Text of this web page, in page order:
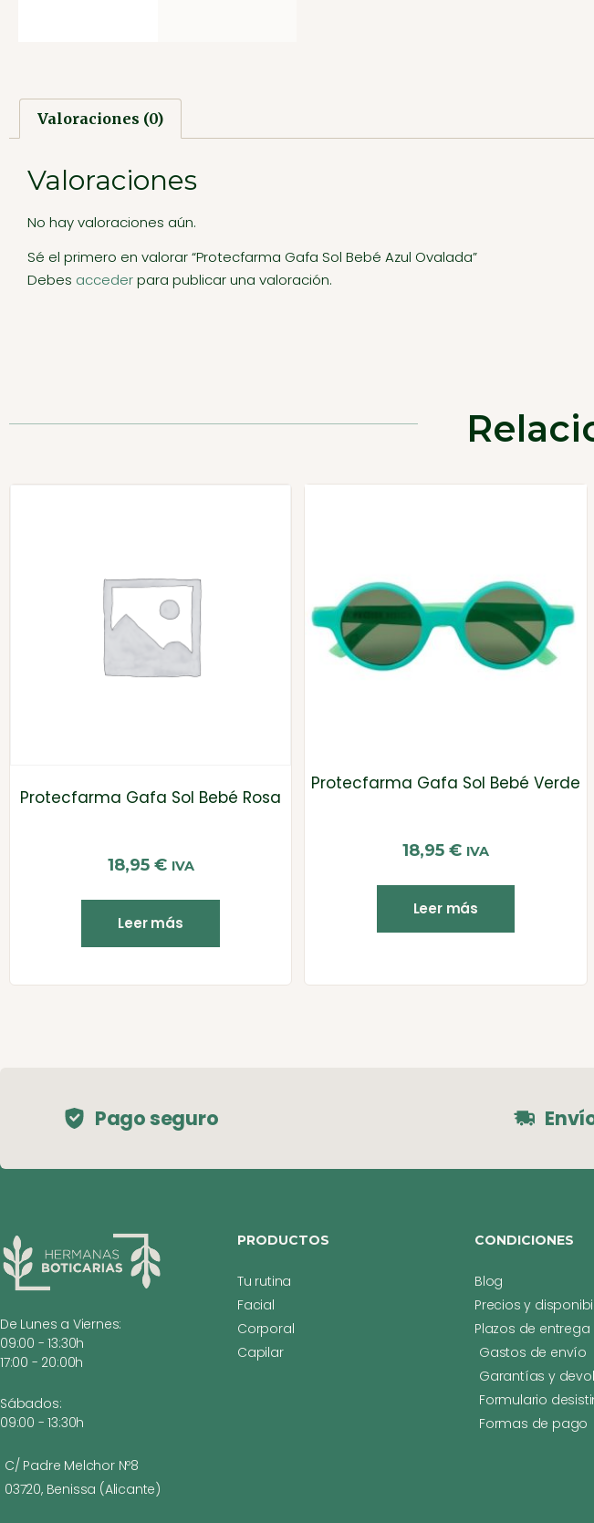
Valoraciones (0)
Valoraciones
No hay valoraciones aún.
Sé el primero en valorar “Protecfarma Gafa Sol Bebé Azul Ovalada”
Debes accederpara publicar una valoración.
Protecfarma Gafa Sol Bebé Rosa
18,95 € IVA
Leer más
Protecfarma Gafa Sol Bebé Verde
18,95 € IVA
Leer más
Pago seguro
De Lunes a Viernes:
09:00 - 13:30h
17:00 - 20:00h
Sábados:
09:00 - 13:30h
PRODUCTOS
Tu rutina
Facial
Corporal
Capilar
CONDICIONES
Blog
Precios y
Plazos de entrega
Gastos de envío
Garantías y
Formulario
Formas de pago
C/ Padre Melchor Nº8
03720, Benissa (Alicante)